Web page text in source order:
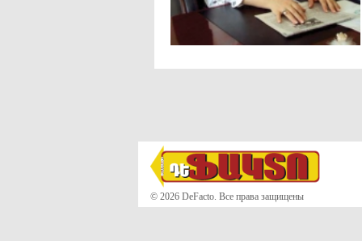
© 2026 DeFacto. Все права защищены